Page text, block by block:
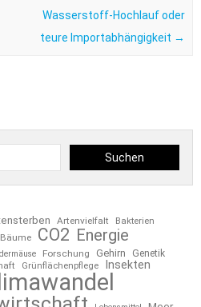
Wasserstoff-Hochlauf oder
teure Importabhängigkeit →
Suchen
Artenvielfalt
Bakterien
Bäume CO2 Energie
Forschung Gehirn Genetik
Grünflächenpflege Insekten